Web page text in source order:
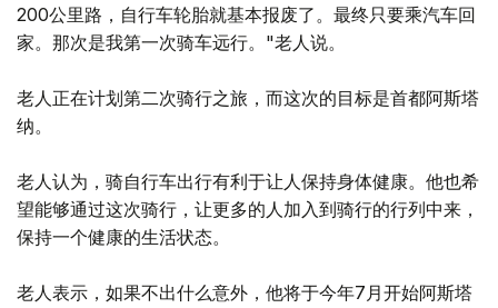
200公里路，自行车轮胎就基本报废了。最终只要乘汽车回
家。那次是我第一次骑车远行。"老人说。
老人正在计划第二次骑行之旅，而这次的目标是首都阿斯塔
纳。
老人认为，骑自行车出行有利于让人保持身体健康。他也希
望能够通过这次骑行，让更多的人加入到骑行的行列中来，
保持一个健康的生活状态。
老人表示，如果不出什么意外，他将于今年7月开始阿斯塔